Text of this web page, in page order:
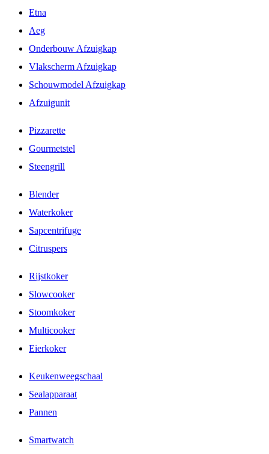
Etna
Aeg
Onderbouw Afzuigkap
Vlakscherm Afzuigkap
Schouwmodel Afzuigkap
Afzuigunit
Pizzarette
Gourmetstel
Steengrill
Blender
Waterkoker
Sapcentrifuge
Citruspers
Rijstkoker
Slowcooker
Stoomkoker
Multicooker
Eierkoker
Keukenweegschaal
Sealapparaat
Pannen
Smartwatch